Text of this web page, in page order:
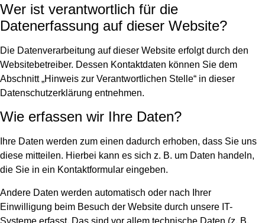
Wer ist verantwortlich für die
Datenerfassung auf dieser Website?
Die Datenverarbeitung auf dieser Website erfolgt durch den
Websitebetreiber. Dessen Kontaktdaten können Sie dem
Abschnitt „Hinweis zur Verantwortlichen Stelle“ in dieser
Datenschutzerklärung entnehmen.
Wie erfassen wir Ihre Daten?
Ihre Daten werden zum einen dadurch erhoben, dass Sie uns
diese mitteilen. Hierbei kann es sich z. B. um Daten handeln,
die Sie in ein Kontaktformular eingeben.
Andere Daten werden automatisch oder nach Ihrer
Einwilligung beim Besuch der Website durch unsere IT-
Systeme erfasst. Das sind vor allem technische Daten (z. B.